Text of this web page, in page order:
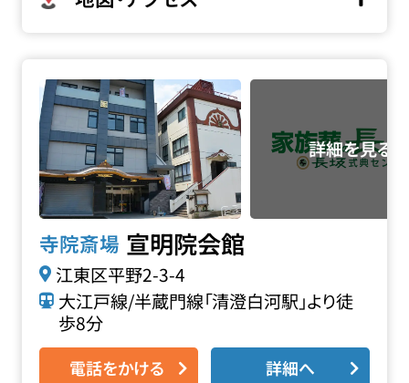
寺院斎場 宣明院会館
江東区平野2-3-4
大江戸線/半蔵門線「清澄白河駅」より徒
歩8分
電話をかける 詳細へ